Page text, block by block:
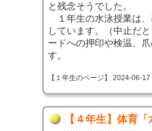
と残念そうでした。
１年生の水泳授業は、
しています。（中止だ
ードへの押印や検温、
す。
【１年生のページ】 2024-06-
【４年生】体育